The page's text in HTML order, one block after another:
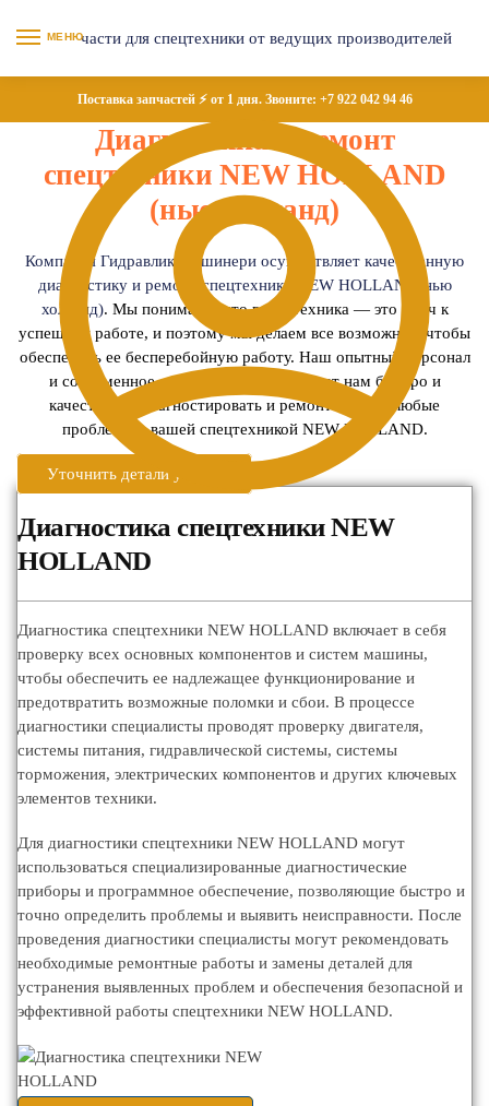
МЕНЮ
Поставка запчастей ⚡ от 1 дня. Звоните: +7 922 042 94 46
Диагностика и ремонт
спецтехники NEW HOLLAND
(нью холланд)
Компания Гидравлик Машинери осуществляет качественную
диагностику и ремонт спецтехники NEW HOLLAND(нью
холланд). Мы понимаем, что ваша техника — это ключ к
успешной работе, и поэтому мы делаем все возможное, чтобы
обеспечить ее бесперебойную работу. Наш опытный персонал
и современное оборудование позволяют нам быстро и
качественно диагностировать и ремонтировать любые
проблемы с вашей спецтехникой NEW HOLLAND.
Уточнить детали услуги
Диагностика спецтехники NEW
HOLLAND
Диагностика спецтехники NEW HOLLAND включает в себя
проверку всех основных компонентов и систем машины,
чтобы обеспечить ее надлежащее функционирование и
предотвратить возможные поломки и сбои. В процессе
диагностики специалисты проводят проверку двигателя,
системы питания, гидравлической системы, системы
торможения, электрических компонентов и других ключевых
элементов техники.
Для диагностики спецтехники NEW HOLLAND могут
использоваться специализированные диагностические
приборы и программное обеспечение, позволяющие быстро и
точно определить проблемы и выявить неисправности. После
проведения диагностики специалисты могут рекомендовать
необходимые ремонтные работы и замены деталей для
устранения выявленных проблем и обеспечения безопасной и
эффективной работы спецтехники NEW HOLLAND.